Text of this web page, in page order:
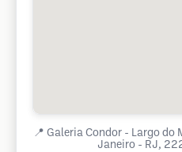
📍 Galeria Condor - Largo do
Janeiro - RJ,